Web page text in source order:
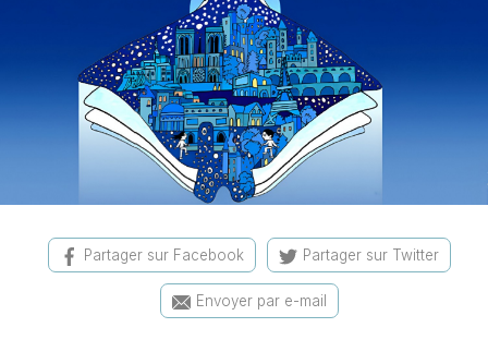
Partager sur Facebook Partager sur Twitter
Envoyer par e-mail